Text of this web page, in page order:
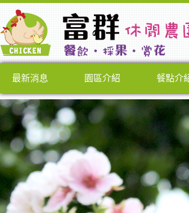
最新消息 園區介紹 餐點介